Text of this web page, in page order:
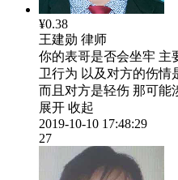
¥0.38
王建勋 律师
你的表哥是否会坐牢 主
卫行为 以及对方的伤情
而且对方是轻伤 那可能
展开 收起
2019-10-10 17:48:29
27